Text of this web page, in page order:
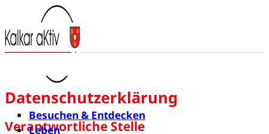
Besuchen & Entdecken
Leben
Datenschutzerklärung
Verantwortliche Stelle